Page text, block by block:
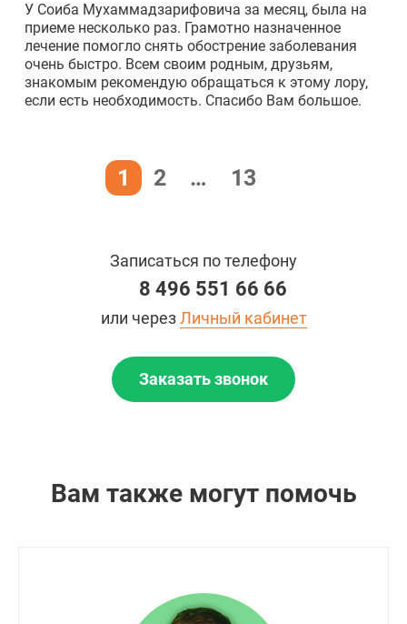
У Соиба Мухаммадзарифовича за месяц, была на
приеме несколько раз. Грамотно назначенное
лечение помогло снять обострение заболевания
очень быстро. Всем своим родным, друзьям,
знакомым рекомендую обращаться к этому лору,
если есть необходимость. Спасибо Вам большое.
1 2 … 13
Записаться по телефону
8 496 551 66 66
или черезЛичный кабинет
Заказать звонок
Вам также могут помочь